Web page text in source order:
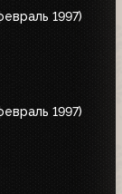
1997)
1997)